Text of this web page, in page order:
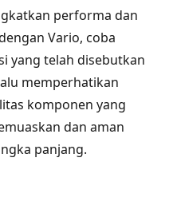
performa dan
Vario, coba
yang telah disebutkan
memperhatikan
komponen yang
dan aman
panjang.